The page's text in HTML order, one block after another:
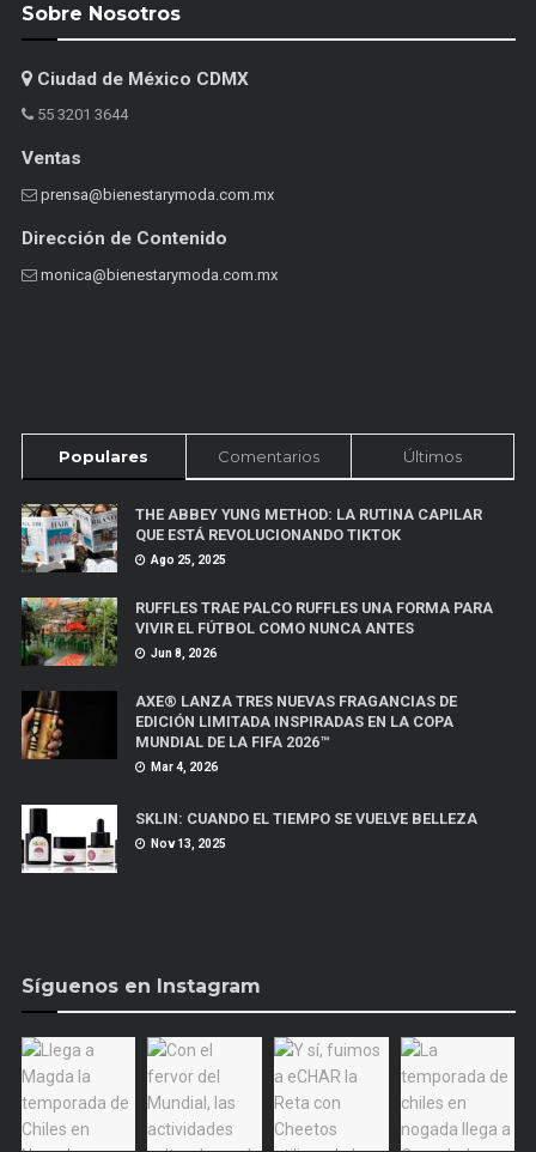
Sobre Nosotros
Ciudad de México CDMX
55 3201 3644
Ventas
prensa@bienestarymoda.com.mx
Dirección de Contenido
monica@bienestarymoda.com.mx
Populares Comentarios Últimos
THE ABBEY YUNG METHOD: LA RUTINA CAPILAR
QUE ESTÁ REVOLUCIONANDO TIKTOK
Ago 25, 2025
RUFFLES TRAE PALCO RUFFLES UNA FORMA PARA
VIVIR EL FÚTBOL COMO NUNCA ANTES
Jun 8, 2026
AXE® LANZA TRES NUEVAS FRAGANCIAS DE
EDICIÓN LIMITADA INSPIRADAS EN LA COPA
MUNDIAL DE LA FIFA 2026™
Mar 4, 2026
SKLIN: CUANDO EL TIEMPO SE VUELVE BELLEZA
Nov 13, 2025
Síguenos en Instagram